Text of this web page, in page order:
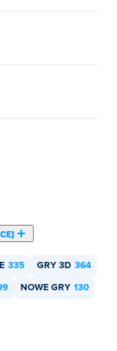
Giant
darmo?
na Poki.
i
335 GRY 3D 364
NOWE GRY 130